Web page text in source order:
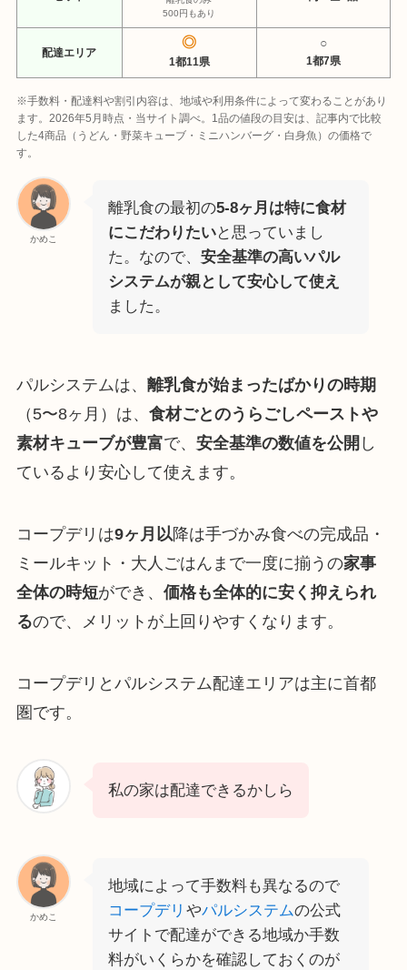
500円もあり
配達エリア
◎
1都11県
○
1都7県
※手数料・配達料や割引内容は、地域や利用条件によって変わることがあり
ます。2026年5月時点・当サイト調べ。1品の値段の目安は、記事内で比較
した4商品（うどん・野菜キューブ・ミニハンバーグ・白身魚）の価格で
す。
かめこ
離乳食の最初の5-8ヶ月は特に食材
にこだわりたいと思っていまし
た。なので、 安全基準の高いパル
システムが親として安心して使え
ました。
パルシステムは、 離乳食が始まったばかりの時期
（5〜8ヶ月）は、 食材ごとのうらごしペーストや
素材キューブが豊富で、 安全基準の数値を公開 し
ているより安心して使えます。
コープデリは9ヶ月以降は手づかみ食べの完成品・
ミールキット・大人ごはんまで一度に揃うの家事
全体の時短ができ、 価格も全体的に安く抑えられ
るので、メリットが上回りやすくなります。
コープデリとパルシステム配達エリアは主に首都
圏です。
私の家は配達できるかしら
かめこ
地域によって手数料も異なるので
コープデリ やパルシステムの公式
サイトで配達ができる地域か手数
料がいくらかを確認しておくのが